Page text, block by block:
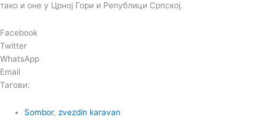
тако и оне у Црној Гори и Републици Српској.
Facebook
Twitter
WhatsApp
Email
Тагови:
Sombor, zvezdin karavan